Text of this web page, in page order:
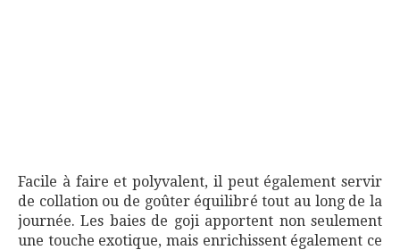
Facile à faire et polyvalent, il peut également servir
de collation ou de goûter équilibré tout au long de la
journée. Les baies de goji apportent non seulement
une touche exotique, mais enrichissent également ce